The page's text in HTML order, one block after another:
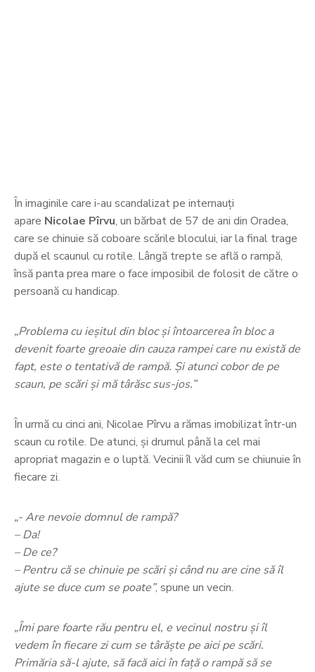
În imaginile care i-au scandalizat pe internauţi
apare Nicolae Pîrvu, un bărbat de 57 de ani din Oradea,
care se chinuie să coboare scările blocului, iar la final trage
după el scaunul cu rotile. Lângă trepte se află o rampă,
însă panta prea mare o face imposibil de folosit de către o
persoană cu handicap.
„Problema cu ieșitul din bloc și întoarcerea în bloc a
devenit foarte greoaie din cauza rampei care nu există de
fapt, este o tentativă de rampă. Și atunci cobor de pe
scaun, pe scări și mă târăsc sus-jos.”
În urmă cu cinci ani, Nicolae Pîrvu a rămas imobilizat într-un
scaun cu rotile. De atunci, și drumul până la cel mai
apropriat magazin e o luptă. Vecinii îl văd cum se chiunuie în
fiecare zi.
„- Are nevoie domnul de rampă?
– Da!
– De ce?
– Pentru că se chinuie pe scări și când nu are cine să îl
ajute se duce cum se poate”, spune un vecin.
„Îmi pare foarte rău pentru el, e vecinul nostru și îl
vedem în fiecare zi cum se târăște pe aici pe scări.
Primăria să-l ajute, să facă aici în față o rampă să se